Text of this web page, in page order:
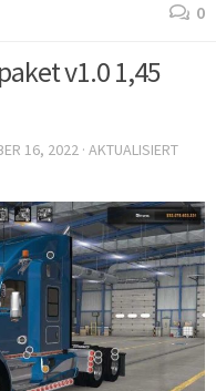
0
v1.0 1,45
16, 2022 · AKTUALISIERT